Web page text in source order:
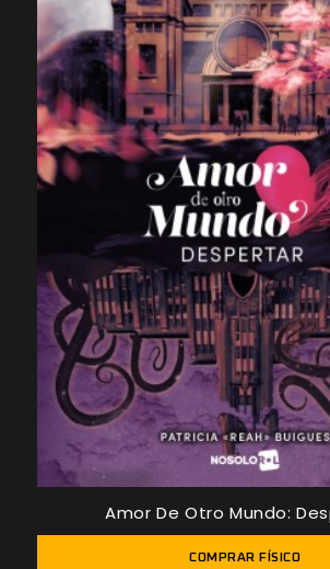
Amor De Otro Mundo:
COMPRAR FÍSICO